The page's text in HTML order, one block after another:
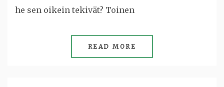
he sen oikein tekivät? Toinen
READ MORE